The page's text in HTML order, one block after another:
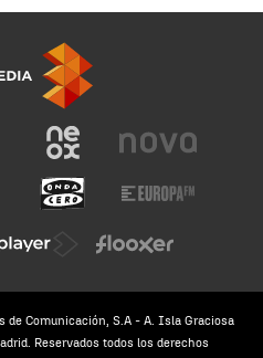
de Comunicación, S.A - A. Isla Graciosa
Reservados todos los derechos